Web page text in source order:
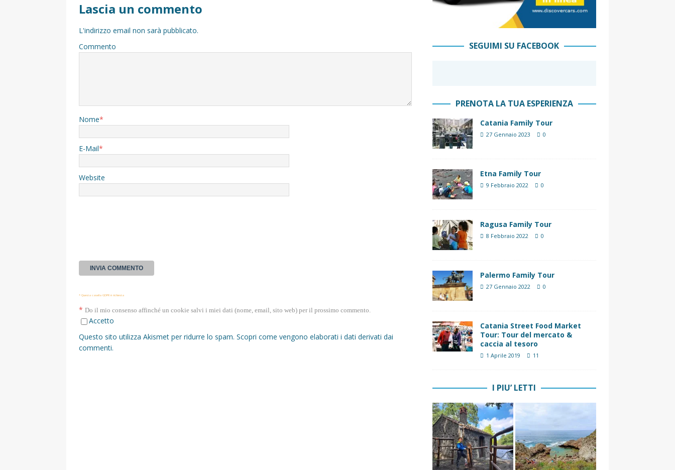
Lascia un commento
L'indirizzo email non sarà pubblicato.
Commento
Nome*
E-Mail*
Website
* Questa casella GDPR è richiesta
* Do il mio consenso affinché un cookie salvi i miei dati (nome, email, sito web) per il prossimo commento.
Accetto
Questo sito utilizza Akismet per ridurre lo spam. Scopri come vengono elaborati i dati derivati dai
commenti.
SEGUIMI SU FACEBOOK
PRENOTA LA TUA ESPERIENZA
Catania Family Tour
27 Gennaio 2023 0
Etna Family Tour
9 Febbraio 2022 0
Ragusa Family Tour
8 Febbraio 2022 0
Palermo Family Tour
27 Gennaio 2022 0
Catania Street Food Market
Tour: Tour del mercato &
caccia al tesoro
1 Aprile 2019 11
I PIU’ LETTI